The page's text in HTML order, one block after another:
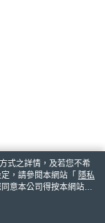
式之詳情，及若您不希
，請參閱本網站「 隱私
意本公司得按本網站使